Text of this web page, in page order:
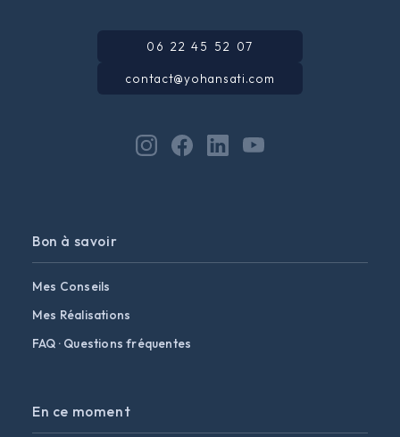
06 22 45 52 07
contact@yohansati.com
Bon à savoir
Mes Conseils
Mes Réalisations
FAQ · Questions fréquentes
En ce moment